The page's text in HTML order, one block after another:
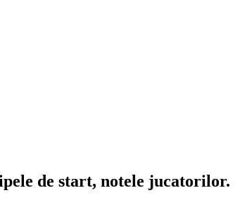
de start, notele jucatorilor.